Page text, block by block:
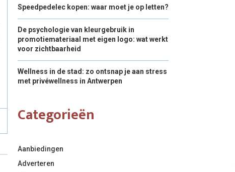
Speedpedelec kopen: waar moet je op letten?
De psychologie van kleurgebruik in
promotiemateriaal met eigen logo: wat werkt
voor zichtbaarheid
Wellness in de stad: zo ontsnap je aan stress
met privéwellness in Antwerpen
Categorieën
Aanbiedingen
Adverteren